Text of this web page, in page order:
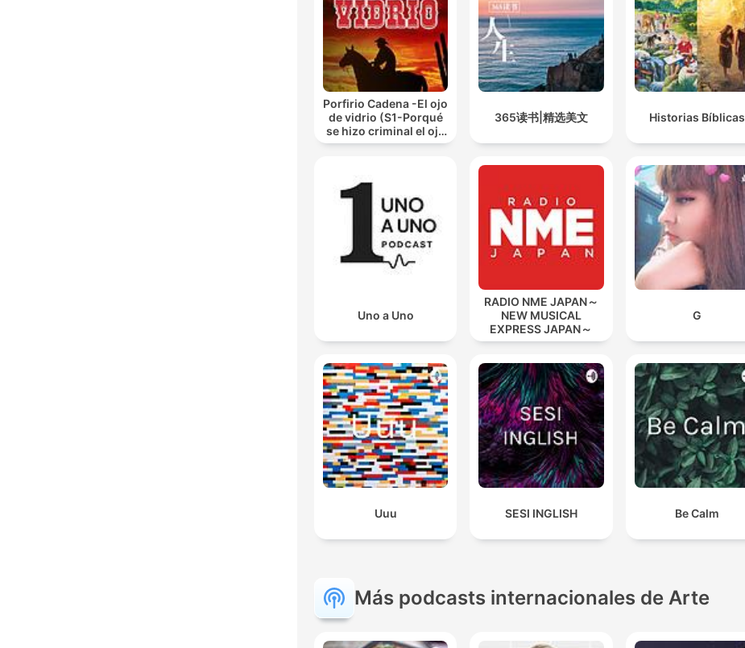
Porfirio Cadena -El ojo
de vidrio (S1-Porqué
se hizo criminal el ojo
de vidrio.)
365读书|精选美文 Historias Bíblicas
Uno a Uno
RADIO NME JAPAN～
NEW MUSICAL
EXPRESS JAPAN～
G
Uuu SESI INGLISH Be Calm
Más podcasts internacionales de Arte